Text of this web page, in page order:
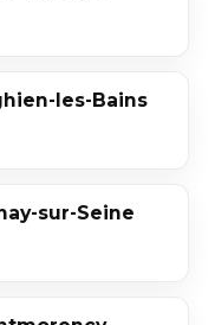
les-Bains
sur-Seine